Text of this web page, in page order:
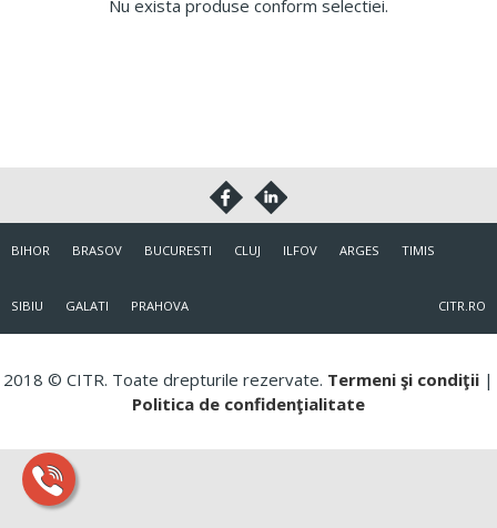
Nu exista produse conform selectiei.
BIHOR BRASOV BUCURESTI CLUJ ILFOV ARGES TIMIS
SIBIU GALATI PRAHOVA CITR.RO
2018 © CITR. Toate drepturile rezervate. Termeni şi condiţii |
Politica de confidenţialitate